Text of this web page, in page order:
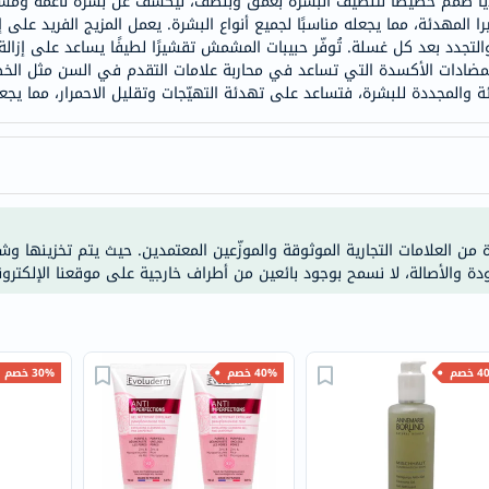
خسارة
الوزن
فحص
صحي
روتيني
القلب
Original
IV
الغذائي
الحالة
الصحية
البشرة
والشعر
المهدئة، مما يجعله مناسبًا لجميع أنواع البشرة. يعمل المزيج الفريد
بعد كل غسلة. تُوفّر حبيبات المشمش تقشيرًا لطيفًا يساعد على إزالة
الأكسدة التي تساعد في محاربة علامات التقدم في السن مثل
والمجددة للبشرة، فتساعد على تهدئة التهيّجات وتقليل الاحمرار، مما
من العلامات التجارية الموثوقة والموزّعين المعتمدين. حيث يتم
والأصالة، لا نسمح بوجود بائعين من أطراف خارجية على موقعنا
30% خصم 40% خصم